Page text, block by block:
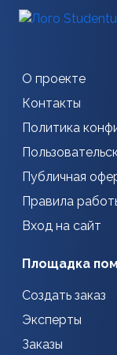
О проекте
Контакты
Политика
Публичная
Правила
Вход на сайт
Площадка
Создать заказ
Эксперты
Заказы